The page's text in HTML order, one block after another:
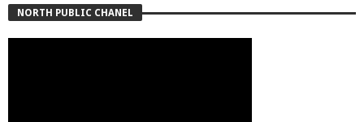
NORTH PUBLIC CHANEL